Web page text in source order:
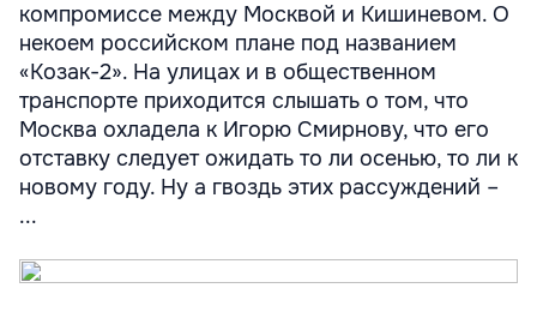
компромиссе между Москвой и Кишиневом. О
некоем российском плане под названием
«Козак-2». На улицах и в общественном
транспорте приходится слышать о том, что
Москва охладела к Игорю Смирнову, что его
отставку следует ожидать то ли осенью, то ли к
новому году. Ну а гвоздь этих рассуждений –
...